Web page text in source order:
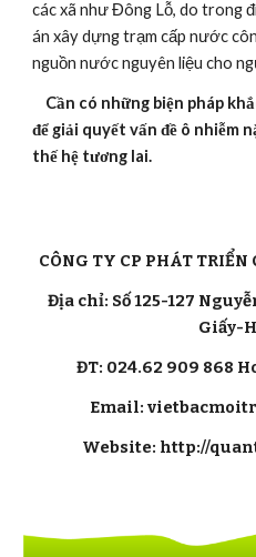
các xã như Đông Lỗ, do trong
án xây dựng trạm cấp nước
nguồn nước nguyên liệu cho
Cần có những biện pháp
để giải quyết vấn đề ô nhiễm
thế hệ tương lai.
CÔNG TY CP PHÁT
Địa chỉ: Số 125-127
Giấy-
ĐT: 024.62 909 868
Email:
Website: http://